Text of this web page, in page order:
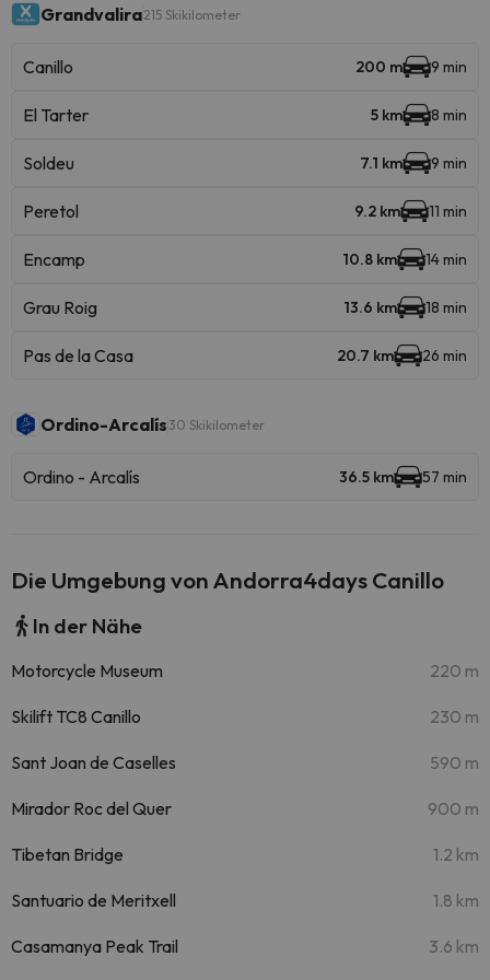
Grandvalira215 Skikilometer
Canillo 200 m 9 min
El Tarter 5 km 8 min
Soldeu 7.1 km 9 min
Peretol 9.2 km 11 min
Encamp 10.8 km 14 min
Grau Roig 13.6 km 18 min
Pas de la Casa 20.7 km 26 min
Ordino-Arcalís 30 Skikilometer
Ordino - Arcalís 36.5 km 57 min
Die Umgebung von Andorra4days Canillo
In der Nähe
Motorcycle Museum 220 m
Skilift TC8 Canillo 230 m
Sant Joan de Caselles 590 m
Mirador Roc del Quer 900 m
Tibetan Bridge 1.2 km
Santuario de Meritxell 1.8 km
Casamanya Peak Trail 3.6 km